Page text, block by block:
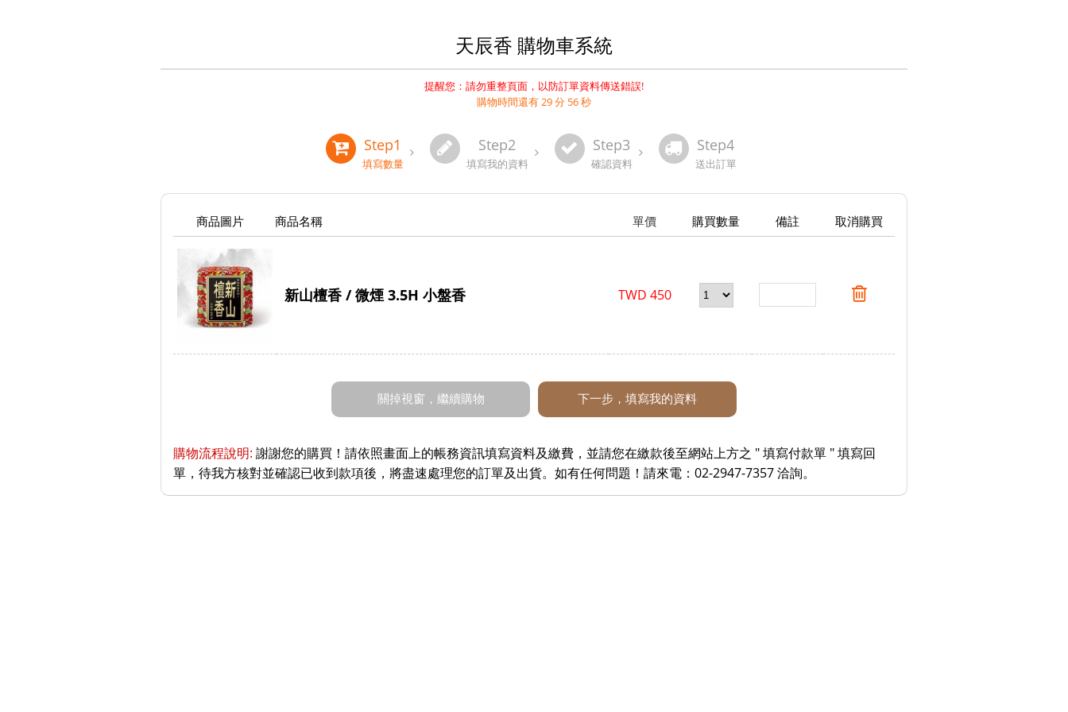
天辰香 購物車系統
提醒您：請勿重整頁面，以防訂單資料傳送錯誤!
購物時間還有 29 分 56 秒
Step1
填寫數量
Step2
填寫我的資料
Step3
確認資料
Step4
送出訂單
商品圖片 商品名稱 單價 購買數量 備註 取消購買
新山檀香 / 微煙 3.5H 小盤香 TWD 450
購物流程說明: 謝謝您的購買！請依照畫面上的帳務資訊填寫資料及繳費，並請您在繳款後至網站上方之 " 填寫付款單 " 填寫回
單，待我方核對並確認已收到款項後，將盡速處理您的訂單及出貨。如有任何問題！請來電：02-2947-7357 洽詢。